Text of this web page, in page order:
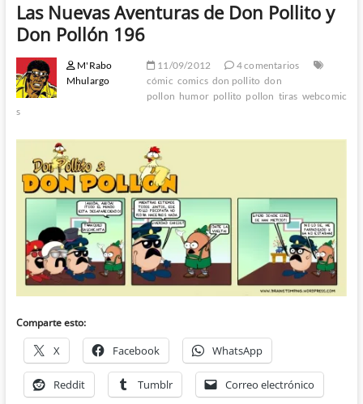
Las Nuevas Aventuras de Don Pollito y
Don Pollón 196
M'Rabo
Mhulargo
11/09/2012
4 comentarios
cómic comics don pollito don
pollon humor pollito pollon tiras webcomic
s
Comparte esto:
X Facebook WhatsApp
Reddit Tumblr Correo electrónico